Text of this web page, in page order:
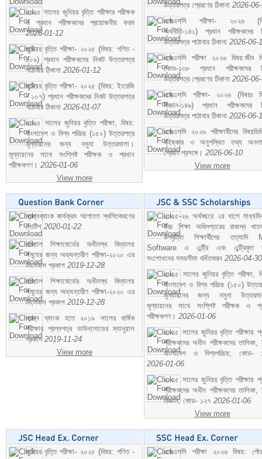
২০২৫ সালের জুনিয়র বৃত্তি পরীক্ষার পরীক্ষক
ও প্রধান পরীক্ষকদের প্রয়োজনীয় ফরম
2026-01-12
জুনিয়র বৃত্তি পরীক্ষা- ২০২৫ (বিষয়: গণিত -
১০৯) প্রধান পরীক্ষকদের নিকট উত্তরপত্র
পাঠাবার ঠিকানা 2026-01-12
জুনিয়র বৃত্তি পরীক্ষা- ২০২৫ (বিষয়: ইংরেজি
- ১০৭) প্রধান পরীক্ষকদের নিকট উত্তরপত্র
পাঠাবার ঠিকানা 2026-01-07
২০২৫ সালের জুনিয়র বৃত্তি পরীক্ষা, বিষয়:
বাংলাদেশ ও বিশ্ব পরিচয় (১৫০) উত্তরপত্র
মূল্যায়নের জন্য নমুনা উত্তরমালা।
মূল্যায়নের সাথে সংশ্লিষ্ট পরীক্ষক ও প্রধান
পরীক্ষকগণ। 2026-01-06
View more
উত্তরপত্র প্রেরণের ঠিকানা 2026-
এসএসসি পরীক্ষা- ২০২৬
অর্থনীতি-১৪১) প্রধান পরীক্ষকদের
উত্তরপত্র পাঠাবার ঠিকানা 2026-06-
এসএসসি পরীক্ষা ২০২৬ বিষয়:জীব
কোড-১৩৮ প্রধান পরীক্ষকদের
উত্তরপত্র প্রেরণের ঠিকানা 2026-
এসএসসি পরীক্ষা- ২০২৬ (বিষয়ঃ
বিজ্ঞান-১৪৬) প্রধান পরীক্ষকদের
উত্তরপত্র পাঠাবার ঠিকানা 2026-06-
এসএসসি ২০২৬ পরীক্ষার্থীদের
বহিষ্কার ও অনুপস্থিত তথ্য
প্রেরণ প্রসঙ্গে। 2026-06-10
View more
প্রশ্নব্যাংক কার্যক্রম আপাতত স্থগিতকরণের
নোটিশ 2020-01-22
বরিশাল শিক্ষাবোর্ডের অধীনস্থ বিদ্যালয়
সমূহের জন্য অভ্যন্তরীণ পরীক্ষা-২০২০ এর
সিলেবাস প্রকাশ 2019-12-28
বরিশাল শিক্ষাবোর্ডের অধীনস্থ বিদ্যালয়
সমূহের জন্য অভ্যন্তরীণ পরীক্ষা-২০২০ এর
সিলেবাস প্রকাশ 2019-12-28
প্রশ্ন ব্যাংক হতে ২০১৯ সালের বার্ষিক
পরীক্ষার প্রশ্নপত্র ডাউনলোডের ম্যানুয়াল
প্রকাশ 2019-11-24
View more
২০২৫-২৬ অর্থবছরে ২য় ধাপে
উচ্চ শিক্ষা অধিদপ্তরের রাজস্ব
উপবৃত্তি শিক্ষার্থীদের তত্যাদি
Software এ এন্ট্রি এবং এন্ট্রিকৃত
সংশোধনের সময়সীমা বর্ধিতকরন 2026-04-30
২০২৫ সালের জুনিয়র বৃত্তি পরীক্ষা,
বাংলাদেশ ও বিশ্ব পরিচয় (১৫০)
মূল্যায়নের জন্য নমুনা
মূল্যায়নের সাথে সংশ্লিষ্ট পরীক্ষক ও
পরীক্ষকগণ। 2026-01-06
২০২৫ সালের জুনিয়র বৃত্তি পরীক্ষায়
পরীক্ষকদের অধীন পরীক্ষকদের তালিকা,
বাংলাদেশ ও বিশ্বপরিচয়; কোড-
2026-01-06
২০২৫ সালের জুনিয়র বৃত্তি পরীক্ষায়
পরীক্ষকদের অধীন পরীক্ষকদের তালিকা,
বিজ্ঞান; কোড- ১২৭ 2026-01-06
View more
জুনিয়র বৃত্তি পরীক্ষা- ২০২৫ (বিষয়: গণিত -
এসএসসি পরীক্ষা ২০২৬ বিষয়: